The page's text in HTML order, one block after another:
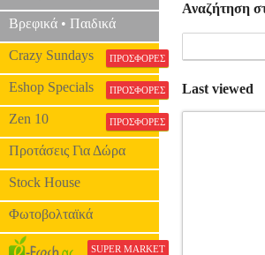
Βρεφικά • Παιδικά
Crazy Sundays ΠΡΟΣΦΟΡΕΣ
Eshop Specials ΠΡΟΣΦΟΡΕΣ
Zen 10 ΠΡΟΣΦΟΡΕΣ
Προτάσεις Για Δώρα
Stock House
Φωτοβολταϊκά
SUPER MARKET
Αναζήτηση
Last viewed